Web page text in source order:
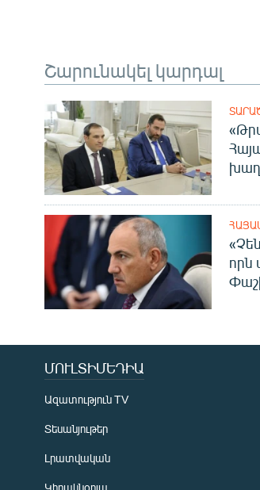
Շարունակել կարդալ
որն
ՄՈՒԼՏԻՄԵԴԻԱ
Ազատություն TV
Տեսանյութեր
Լրատվական
Կիրակնօրյա